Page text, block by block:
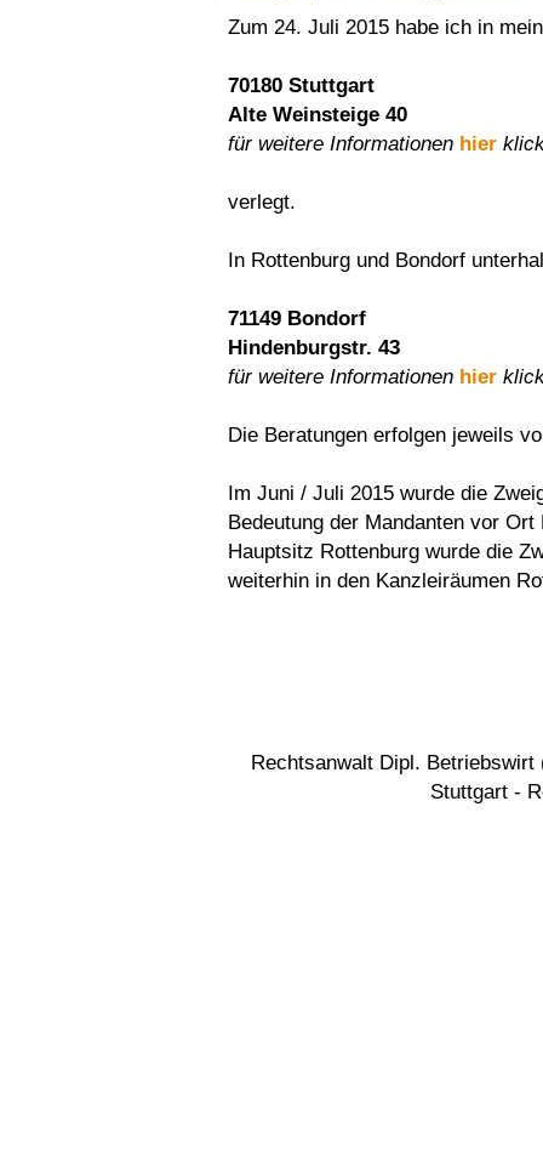
Zum 24. Juli 2015 habe ich in
70180 Stuttgart
Alte Weinsteige 40
für weitere Informationen hier
verlegt.
In Rottenburg und Bondorf
71149 Bondorf
Hindenburgstr. 43
für weitere Informationen hier
Die Beratungen erfolgen jeweils
Im Juni / Juli 2015 wurde die
Bedeutung der Mandanten vor
Hauptsitz Rottenburg wurde die
weiterhin in den Kanzleiräumen
Rechtsanwalt Dipl.
Stuttgart -